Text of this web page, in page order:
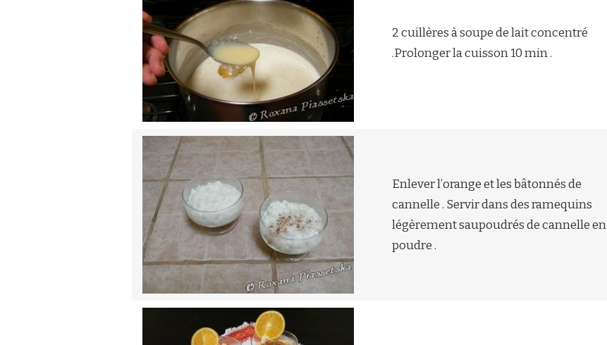
2 cuillères à soupe de lait concentré
.Prolonger la cuisson 10 min .
Enlever l’orange et les bâtonnés de
cannelle . Servir dans des ramequins
légèrement saupoudrés de cannelle en
poudre .